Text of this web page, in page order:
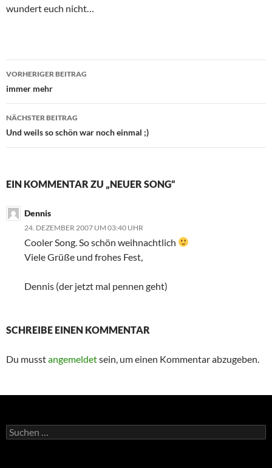
wundert euch nicht…
Beitragsnavigation
VORHERIGER BEITRAG
immer mehr
NÄCHSTER BEITRAG
Und weils so schön war noch einmal ;)
EIN KOMMENTAR ZU „NEUER SONG“
Dennis
24. DEZEMBER 2007 UM 03:40 UHR
Cooler Song. So schön weihnachtlich
Viele Grüße und frohes Fest,
Dennis (der jetzt mal pennen geht)
SCHREIBE EINEN KOMMENTAR
Du musstangemeldetsein, um einen Kommentar abzugeben.
Suchen
nach: